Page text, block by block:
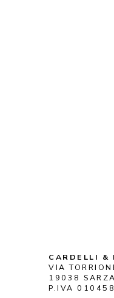
CARDELLI &
VIA
19038
P.IVA